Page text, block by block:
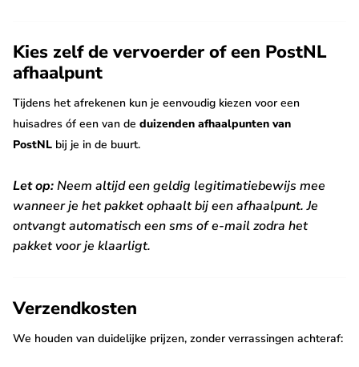
Kies zelf de vervoerder of een PostNL
afhaalpunt
Tijdens het afrekenen kun je eenvoudig kiezen voor een
huisadres óf een van de duizenden afhaalpunten van
PostNL bij je in de buurt.
Let op:Neem altijd een geldig legitimatiebewijs mee
wanneer je het pakket ophaalt bij een afhaalpunt. Je
ontvangt automatisch een sms of e-mail zodra het
pakket voor je klaarligt.
Verzendkosten
We houden van duidelijke prijzen, zonder verrassingen achteraf: